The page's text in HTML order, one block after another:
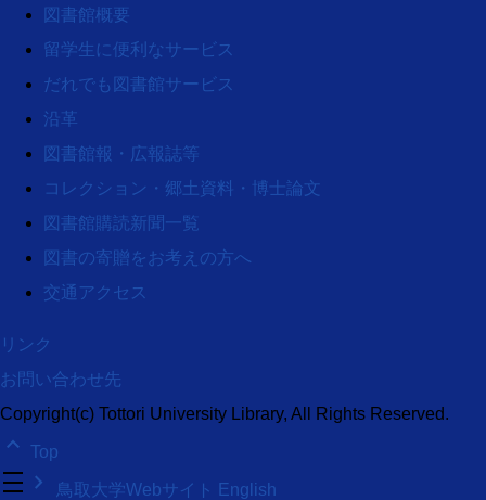
図書館概要
留学生に便利なサービス
だれでも図書館サービス
沿革
図書館報・広報誌等
コレクション・郷土資料・博士論文
図書館購読新聞一覧
図書の寄贈をお考えの方へ
交通アクセス
リンク
お問い合わせ先
Copyright(c) Tottori University Library, All Rights Reserved.
keyboard_arrow_up Top
density_medium keyboard_arrow_right 鳥取大学Webサイト English